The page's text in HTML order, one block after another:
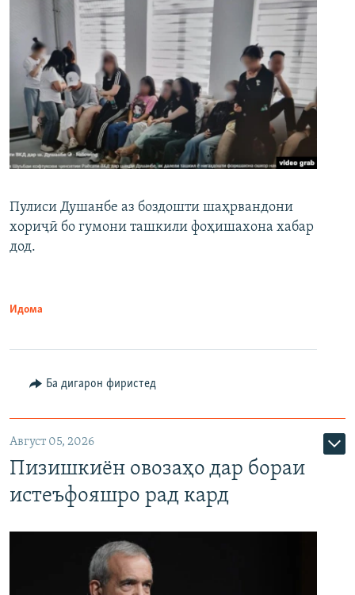
Пулиси Душанбе аз боздошти шаҳрвандони
хориҷӣ бо гумони ташкили фоҳишахона хабар
дод.
Идома
Ба дигарон фиристед
Август 05, 2026
Пизишкиён овозаҳо дар бораи
истеъфояшро рад кард